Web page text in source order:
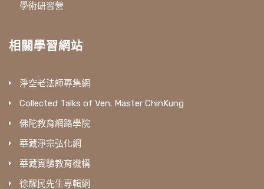
學術研習營
相關學習網站
淨空老法師專集網
Collected Talks of Ven. Master ChinKung
佛陀教育網路學院
華藏淨宗弘化網
華藏實驗教育機構
徐醒民先生專輯網